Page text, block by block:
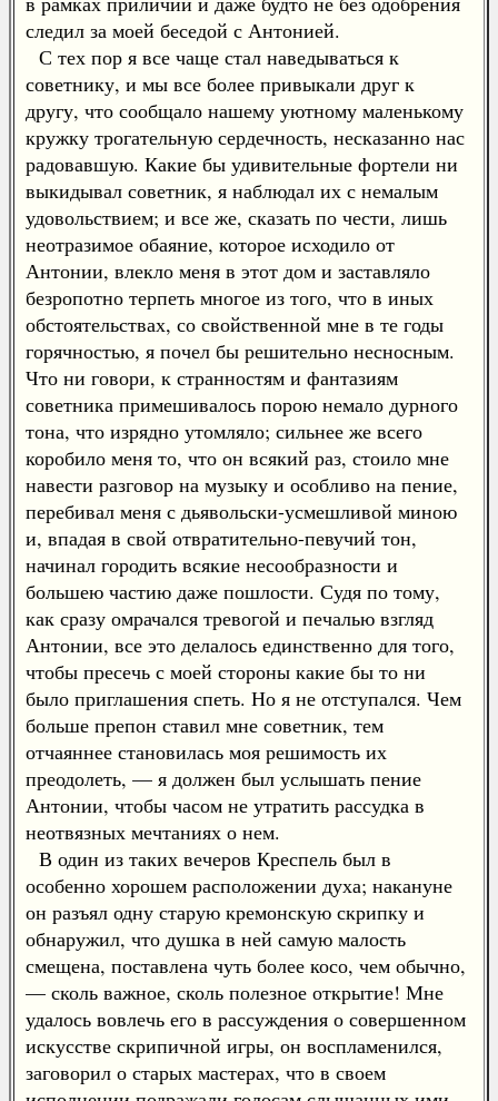
следил за моей беседой с Антонией.
С тех пор я все чаще стал наведываться к
советнику, и мы все более привыкали друг к
другу, что сообщало нашему уютному маленькому
кружку трогательную сердечность, несказанно нас
радовавшую. Какие бы удивительные фортели ни
выкидывал советник, я наблюдал их с немалым
удовольствием; и все же, сказать по чести, лишь
неотразимое обаяние, которое исходило от
Антонии, влекло меня в этот дом и заставляло
безропотно терпеть многое из того, что в иных
обстоятельствах, со свойственной мне в те годы
горячностью, я почел бы решительно несносным.
Что ни говори, к странностям и фантазиям
советника примешивалось порою немало дурного
тона, что изрядно утомляло; сильнее же всего
коробило меня то, что он всякий раз, стоило мне
навести разговор на музыку и особливо на пение,
перебивал меня с дьявольски-усмешливой миною
и, впадая в свой отвратительно-певучий тон,
начинал городить всякие несообразности и
большею частию даже пошлости. Судя по тому,
как сразу омрачался тревогой и печалью взгляд
Антонии, все это делалось единственно для того,
чтобы пресечь с моей стороны какие бы то ни
было приглашения спеть. Но я не отступался. Чем
больше препон ставил мне советник, тем
отчаяннее становилась моя решимость их
преодолеть, — я должен был услышать пение
Антонии, чтобы часом не утратить рассудка в
неотвязных мечтаниях о нем.
В один из таких вечеров Креспель был в
особенно хорошем расположении духа; накануне
он разъял одну старую кремонскую скрипку и
обнаружил, что душка в ней самую малость
смещена, поставлена чуть более косо, чем обычно,
— сколь важное, сколь полезное открытие! Мне
удалось вовлечь его в рассуждения о совершенном
искусстве скрипичной игры, он воспламенился,
заговорил о старых мастерах, что в своем